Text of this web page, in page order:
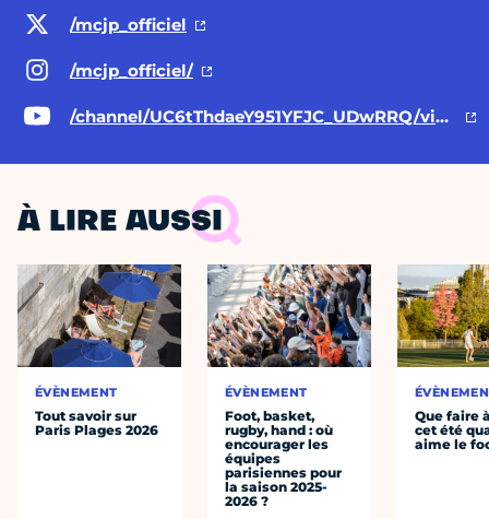
/mcjp_officiel
/mcjp_officiel/
/channel/UC6tThdaeY951YFJC_UDwRRQ/videos
À LIRE AUSSI
ÉVÈNEMENT
Tout savoir sur
Paris Plages 2026
ÉVÈNEMENT
Foot, basket,
rugby, hand : où
encourager les
équipes
parisiennes pour
la saison 2025-
2026 ?
Que faire
cet été
aime le